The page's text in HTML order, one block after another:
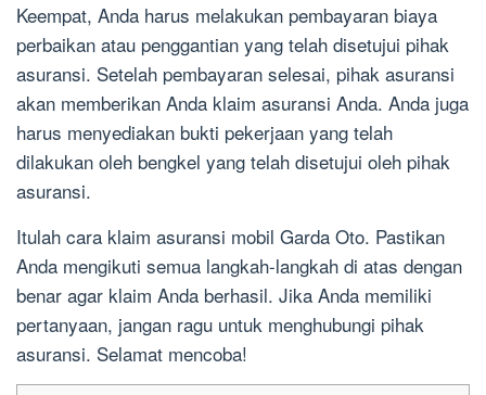
Keempat, Anda harus melakukan pembayaran biaya
perbaikan atau penggantian yang telah disetujui pihak
asuransi. Setelah pembayaran selesai, pihak asuransi
akan memberikan Anda klaim asuransi Anda. Anda juga
harus menyediakan bukti pekerjaan yang telah
dilakukan oleh bengkel yang telah disetujui oleh pihak
asuransi.
Itulah cara klaim asuransi mobil Garda Oto. Pastikan
Anda mengikuti semua langkah-langkah di atas dengan
benar agar klaim Anda berhasil. Jika Anda memiliki
pertanyaan, jangan ragu untuk menghubungi pihak
asuransi. Selamat mencoba!